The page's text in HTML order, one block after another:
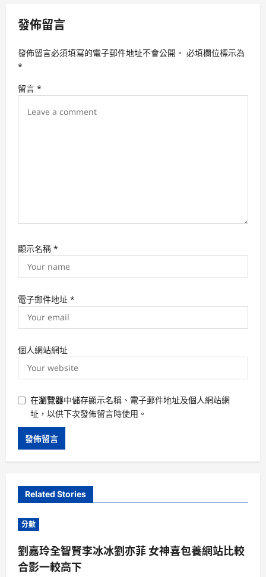
i
a
t
i
發佈留言
發佈留言必須填寫的電子郵件地址不會公開。 必填欄位標示為
*
留言 *
顯示名稱 *
電子郵件地址 *
個人網站網址
在瀏覽器中儲存顯示名稱、電子郵件地址及個人網站網
址，以供下次發佈留言時使用。
Related Stories
分數
劉嘉玲全智賢李冰冰劉亦菲 女神喜包養網站比較
合影一較高下